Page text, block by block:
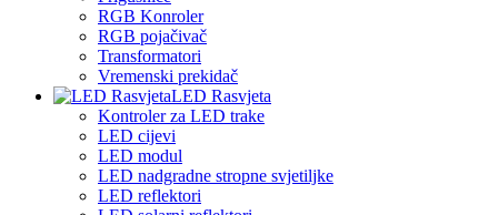
RGB Konroler
RGB pojačivač
Transformatori
Vremenski prekidač
LED Rasvjeta
Kontroler za LED trake
LED cijevi
LED modul
LED nadgradne stropne svjetiljke
LED reflektori